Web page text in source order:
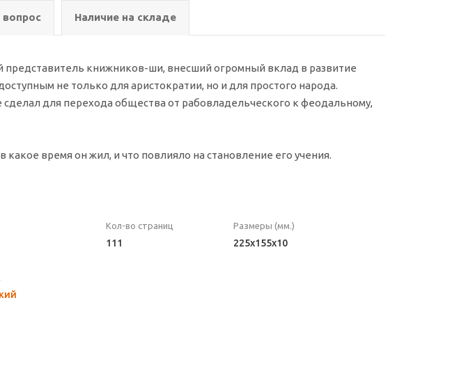
Наличие на складе
книжников-ши, внесший огромный вклад в развитие
не только для аристократии, но и для простого народа.
для перехода общества от рабовладельческого к феодальному,
время он жил, и что повлияло на становление его учения.
Кол-во страниц
111
Размеры (мм.)
225x155x10